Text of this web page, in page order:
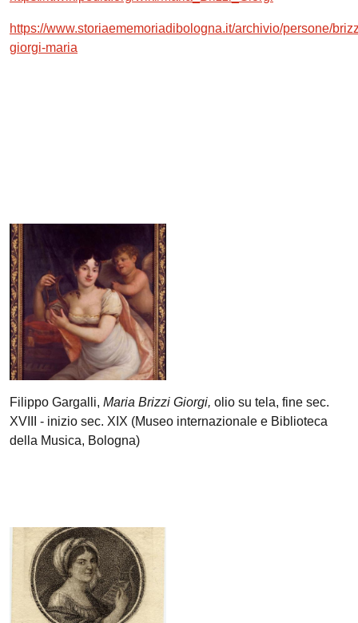
https://www.storiaememoriadibologna.it/archivio/persone/
giorgi-maria
Filippo Gargalli, Maria Brizzi Giorgi, olio su tela, fine sec.
XVIII - inizio sec. XIX (Museo internazionale e Biblioteca
della Musica, Bologna)